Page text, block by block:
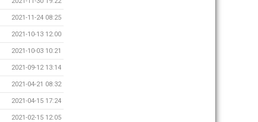
2021-11-24 08:25
2021-10-13 12:00
2021-10-03 10:21
2021-09-12 13:14
2021-04-21 08:32
2021-04-15 17:24
2021-02-15 12:05